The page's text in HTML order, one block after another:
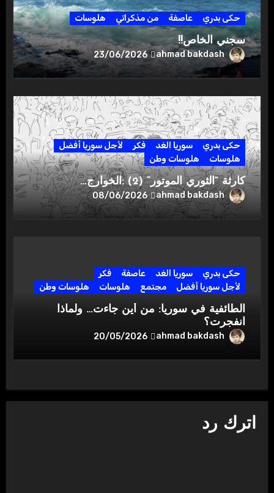
حكى بدري عاصفة من مذكراتي هلوسات
سجني الخاص!!
ahmad bakdash
23/06/2026
حكى بدري سوريا الغد فكر
لأجل سوريا أفضل
هلوسات
هلوسات وطن
كارثة “الثوري الموتور” (2) :الخوارج…
ahmad bakdash
08/06/2026
حكى بدري سوريا الغد عاصفة
فكر
لأجل سوريا أفضل
مجتمع هلوسات هلوسات وطن
الطائفية في سوريا: من أين جاءت… ولماذا
انفجرت؟
ahmad bakdash
20/05/2026
اترك رد